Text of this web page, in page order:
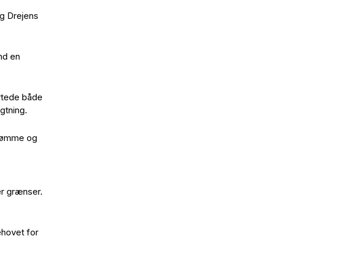
Drejens
en
både
og
grænser.
for